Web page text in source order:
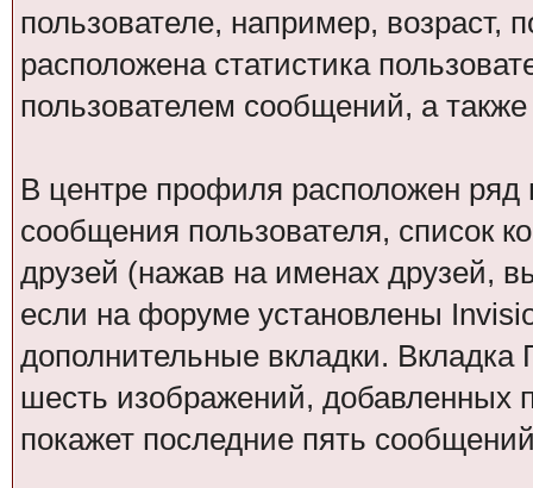
пользователе, например, возраст,
расположена статистика
пользователем сообщений, а
В центре профиля расположен
сообщения пользователя, список
друзей (нажав на именах друзей,
если на форуме установлены
дополнительные вкладки. Вкладка
шесть изображений, добавленных
покажет последние пять